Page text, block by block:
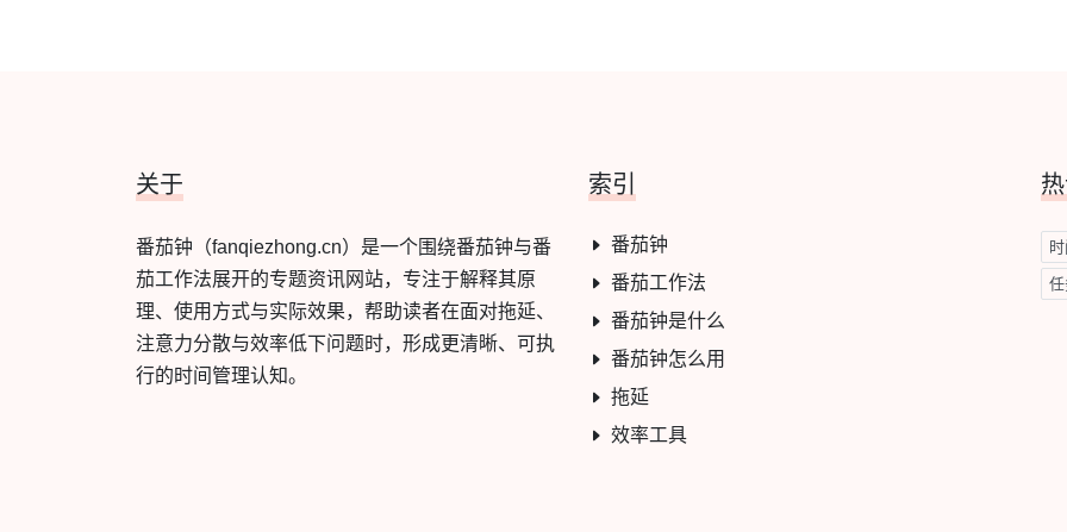
关于
番茄钟（fanqiezhong.cn）是一个围绕番茄钟与番
茄工作法展开的专题资讯网站，专注于解释其原
理、使用方式与实际效果，帮助读者在面对拖延、
注意力分散与效率低下问题时，形成更清晰、可执
行的时间管理认知。
索引
番茄钟
番茄工作法
番茄钟是什么
番茄钟怎么用
拖延
效率工具